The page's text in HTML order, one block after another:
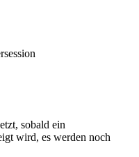
sobald ein
wird, es werden noch